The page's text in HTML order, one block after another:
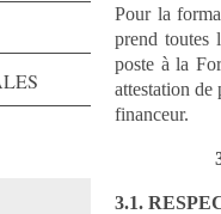
Pour la
prend toutes
poste à la
attestation
financeur.
3.
3.1.